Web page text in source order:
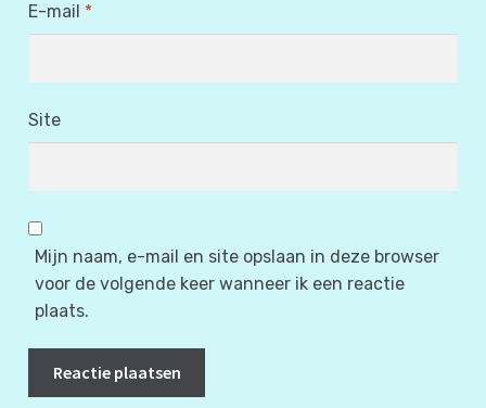
E-mail *
Site
Mijn naam, e-mail en site opslaan in deze browser
voor de volgende keer wanneer ik een reactie
plaats.